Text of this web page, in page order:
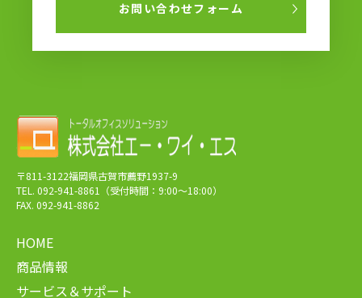
お問い合わせフォーム
〒811-3122福岡県古賀市薦野1937-9
TEL. 092-941-8861（受付時間：9:00～18:00）
FAX. 092-941-8862
HOME
商品情報
サービス＆サポート